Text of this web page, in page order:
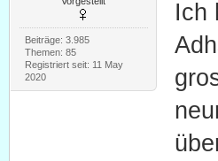
Beiträge: 3.985
Themen: 85
Registriert seit: 11 May
2020
Ich